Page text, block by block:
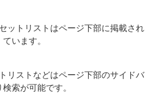
ットリストはページ下部に掲載され
ています。
リストなどはページ下部のサイドバ
検索が可能です。